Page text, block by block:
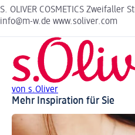
S. OLIVER COSMETICS Zweifaller
info@m-w.de www.soliver.com
von s.Oliver
Mehr Inspiration für Sie